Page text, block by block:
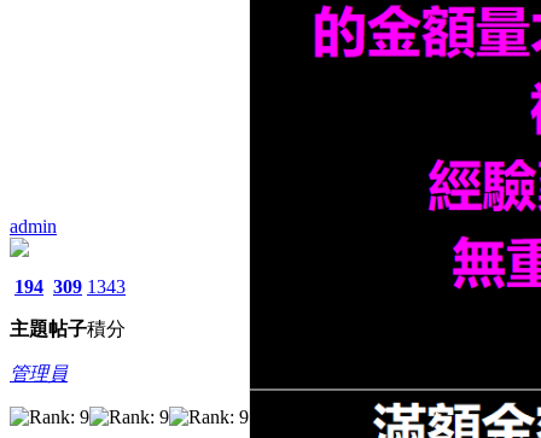
admin
194
主題
309
帖子
1343
積分
管理員